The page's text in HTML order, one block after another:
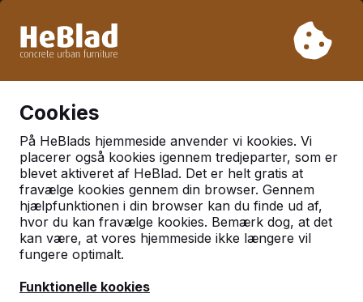
Så tag venligst højde for længere leveringstider.
Cookies
På HeBlads hjemmeside anvender vi kookies. Vi
placerer også kookies igennem tredjeparter, som er
blevet aktiveret af HeBlad. Det er helt gratis at
fravælge kookies gennem din browser. Gennem
hjælpfunktionen i din browser kan du finde ud af,
hvor du kan fravælge kookies. Bemærk dog, at det
kan være, at vores hjemmeside ikke længere vil
fungere optimalt.
Funktionelle kookies
Vi har solgt over 30.000 borde